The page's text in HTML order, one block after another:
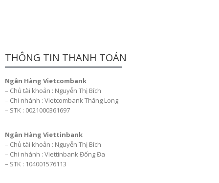
THÔNG TIN THANH TOÁN
Ngân Hàng Vietcombank
– Chủ tài khoản : Nguyễn Thị Bích
– Chi nhánh : Vietcombank Thăng Long
– STK : 0021000361697
Ngân Hàng Viettinbank
– Chủ tài khoản : Nguyễn Thị Bích
– Chi nhánh : Viettinbank Đống Đa
– STK : 104001576113